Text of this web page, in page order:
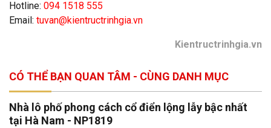
Hotline: 094 1518 555
Email: tuvan@kientructrinhgia.vn
Kientructrinhgia.vn
CÓ THỂ BẠN QUAN TÂM - CÙNG DANH MỤC
Nhà lô phố phong cách cổ điển lộng lẫy bậc nhất
tại Hà Nam - NP1819